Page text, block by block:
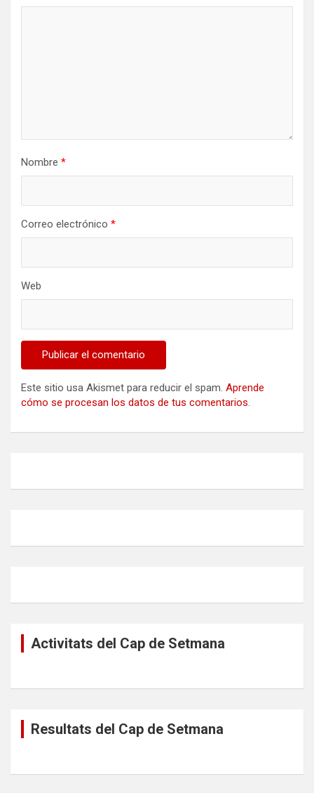
Nombre *
Correo electrónico *
Web
Este sitio usa Akismet para reducir el spam. Aprende
cómo se procesan los datos de tus comentarios.
Activitats del Cap de Setmana
Resultats del Cap de Setmana